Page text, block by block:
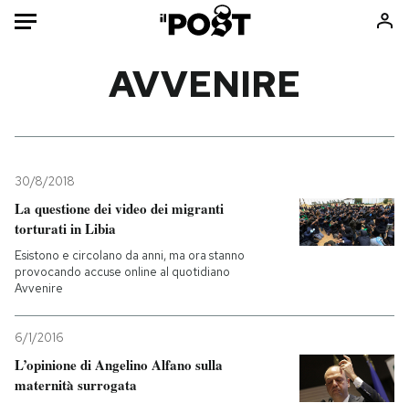
Mondo
Politica
Tecnologia
Internet
Scienza
Economia
Sport
Consumismi
Ok Boomer!
Mondiali calcio 2026
AVVENIRE
30/8/2018
La questione dei video dei migranti
torturati in Libia
Esistono e circolano da anni, ma ora stanno
provocando accuse online al quotidiano
Avvenire
6/1/2016
L’opinione di Angelino Alfano sulla
maternità surrogata